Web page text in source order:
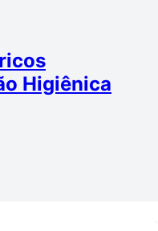
Higiênica